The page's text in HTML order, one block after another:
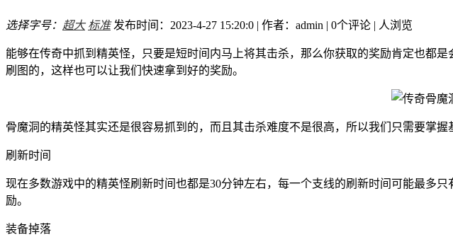
选择字号： 超大 标准 发布时间：2023-4-27 15:20:0 | 作者：admin | 0个评论 | 人浏览
能够在传奇中抓到精英怪，只要是短时间内马上将其击杀，那么你获取的奖励肯定也都
刷图的，这样也可以让我们快速拿到好的奖励。
骨魔洞的精英怪其实还是很容易抓到的，而且其击杀难度不是很高，所以我们只需要掌
刷新时间
现在多数游戏中的精英怪刷新时间也都是30分钟左右，每一个支线的刷新时间可能最多
励。
装备掉落